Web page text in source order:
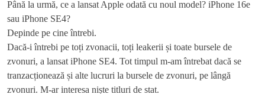
Până la urmă, ce a lansat Apple odată cu noul model? iPhone 16e
sau iPhone SE4?
Depinde pe cine întrebi.
Dacă-i întrebi pe toți zvonacii, toți leakerii și toate bursele de
zvonuri, a lansat iPhone SE4. Tot timpul m-am întrebat dacă se
tranzacționează și alte lucruri la bursele de zvonuri, pe lângă
zvonuri. M-ar interesa niște titluri de stat.